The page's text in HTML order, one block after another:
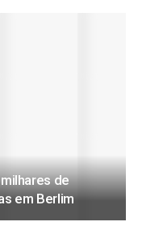
de
em Berlim